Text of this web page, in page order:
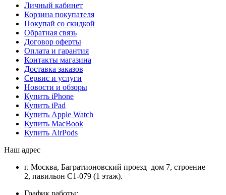
Личный кабинет
Корзина покупателя
Покупай со скидкой
Обратная связь
Договор оферты
Оплата и гарантия
Контакты магазина
Доставка заказов
Сервис и услуги
Новости и обзоры
Купить iPhone
Купить iPad
Купить Apple Watch
Купить MacBook
Купить AirPods
Наш адрес
г. Москва, Багратионовский проезд дом 7, строение
2, павильон С1-079 (1 этаж).
График работы: